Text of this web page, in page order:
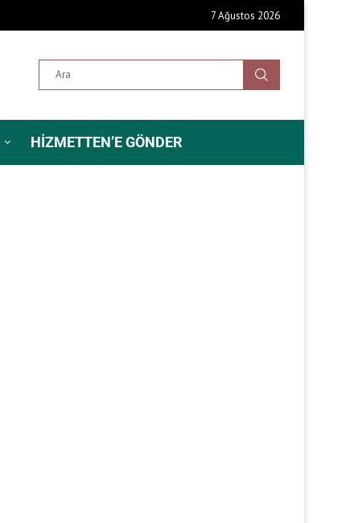
7 Ağustos 2026
HIZMETTEN’E GÖNDER